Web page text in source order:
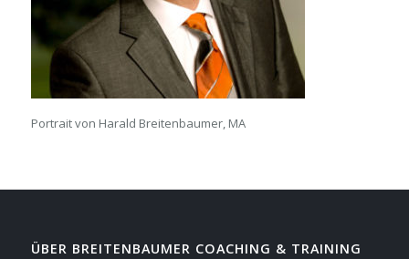
Portrait von Harald Breitenbaumer, MA
ÜBER BREITENBAUMER COACHING & TRAINING